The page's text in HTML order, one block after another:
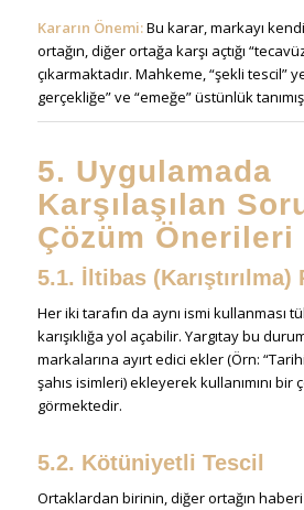
Kararın Önemi:Bu karar, markayı
ortağın, diğer ortağa karşı açtığı
çıkarmaktadır. Mahkeme, “şekli tescil”
gerçekliğe” ve “emeğe” üstünlük
5. Uygulamada
Karşılaşılan
Çözüm Önerileri
5.1. İltibas (Karıştırılma)
Her iki tarafın da aynı ismi kullanması
karışıklığa yol açabilir. Yargıtay bu
markalarına ayırt edici ekler (Örn:
şahıs isimleri) ekleyerek kullanımını bir
görmektedir.
5.2. Kötüniyetli Tescil
Ortaklardan birinin, diğer ortağın haberi